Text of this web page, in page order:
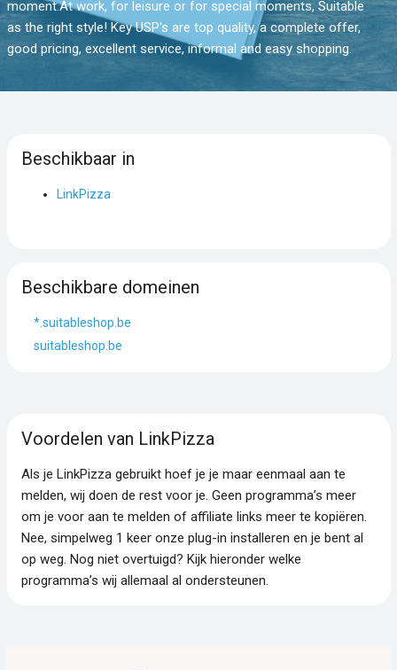
moment.At work, for leisure or for special moments, Suitable
as the right style! Key USP's are top quality, a complete offer,
good pricing, excellent service, informal and easy shopping.
Beschikbaar in
LinkPizza
Beschikbare domeinen
*.suitableshop.be
suitableshop.be
Voordelen van LinkPizza
Als je LinkPizza gebruikt hoef je je maar eenmaal aan te
melden, wij doen de rest voor je. Geen programma’s meer
om je voor aan te melden of affiliate links meer te kopiëren.
Nee, simpelweg 1 keer onze plug-in installeren en je bent al
op weg. Nog niet overtuigd? Kijk hieronder welke
programma’s wij allemaal al ondersteunen.